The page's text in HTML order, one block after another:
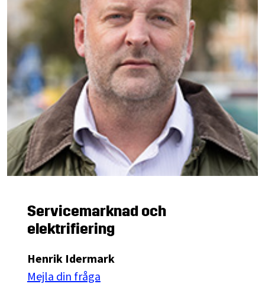
Servicemarknad och
elektrifiering
Henrik Idermark
Mejla din fråga